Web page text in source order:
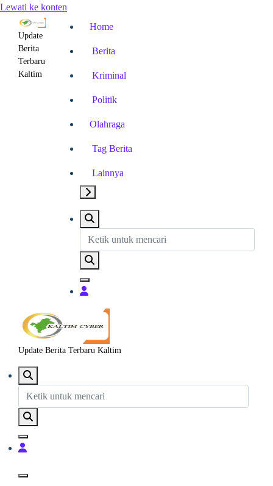
Lewati ke konten
Update
Berita
Terbaru
Kaltim
Home
Berita
Kriminal
Politik
Olahraga
Tag Berita
Lainnya
Update Berita Terbaru Kaltim